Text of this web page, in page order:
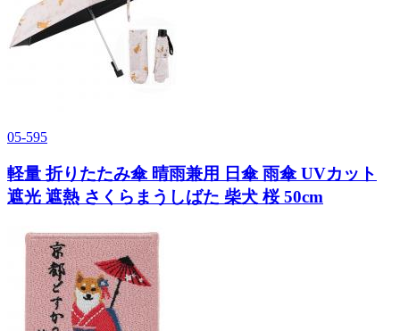
05-595
軽量 折りたたみ傘 晴雨兼用 日傘 雨傘 UVカット
遮光 遮熱 さくらまうしばた 柴犬 桜 50cm